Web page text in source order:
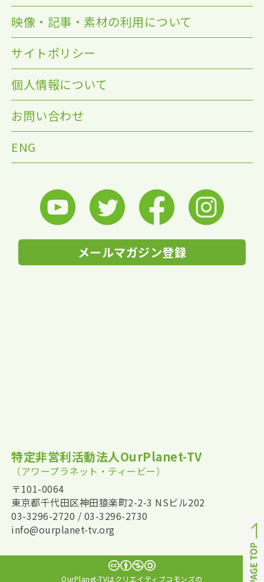
映像・記事・素材の利用について
サイトポリシー
個人情報について
お問い合わせ
ENG
メールマガジン登録
特定非営利活動法人OurPlanet-TV
（アワープラネット・ティービー）
〒101-0064
東京都千代田区神田猿楽町2-2-3 NSビル202
03-3296-2720 / 03-3296-2730
info@ourplanet-tv.org
OurPlanet-TVはクリエイティブコモンズの